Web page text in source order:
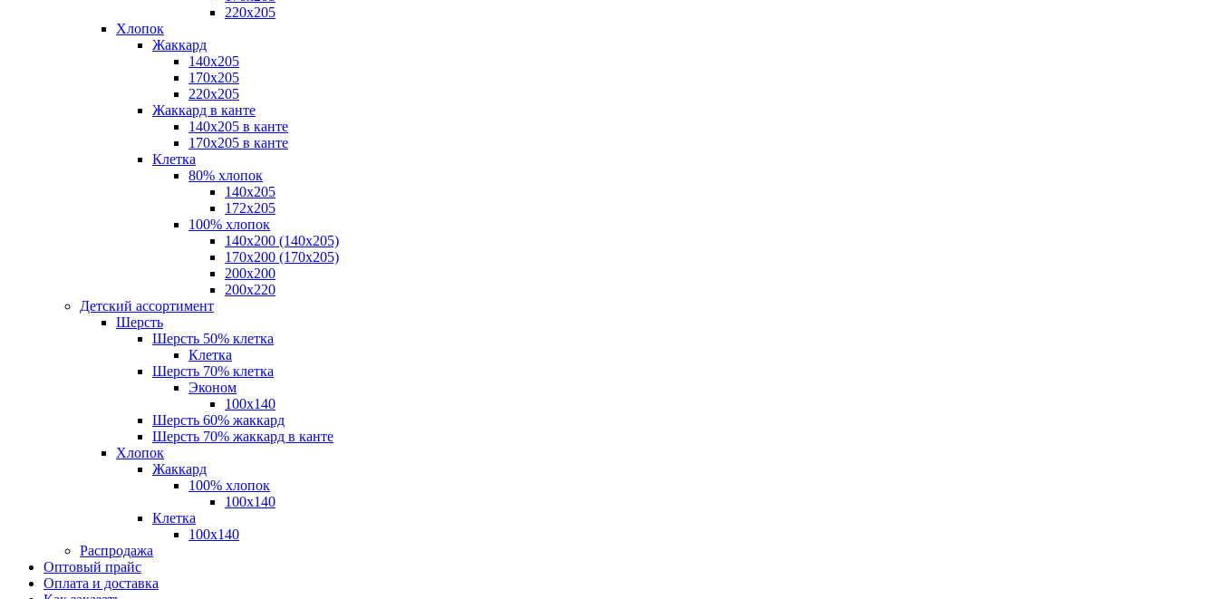
220х205
Хлопок
Жаккард
140x205
170х205
220х205
Жаккард в канте
140х205 в канте
170х205 в канте
Клетка
80% хлопок
140x205
172х205
100% хлопок
140x200 (140х205)
170x200 (170х205)
200х200
200х220
Детский ассортимент
Шерсть
Шерсть 50% клетка
Клетка
Шерсть 70% клетка
Эконом
100x140
Шерсть 60% жаккард
Шерсть 70% жаккард в канте
Хлопок
Жаккард
100% хлопок
100x140
Клетка
100х140
Распродажа
Оптовый прайс
Оплата и доставка